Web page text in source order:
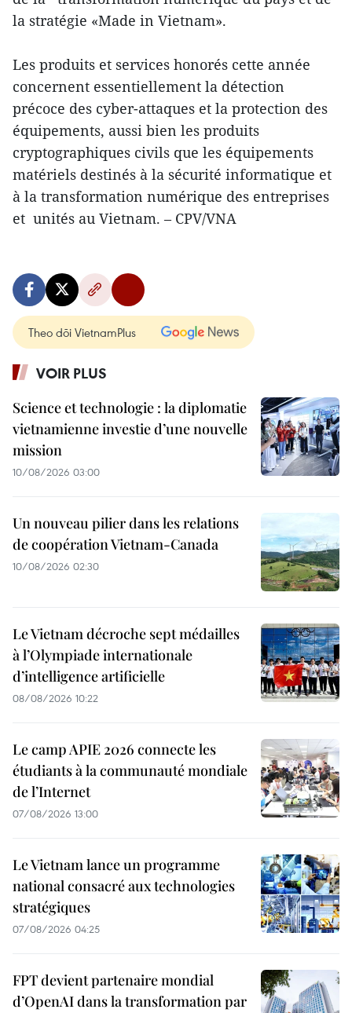
la stratégie «Made in Vietnam».
Les produits et services honorés cette année
concernent essentiellement la détection
précoce des cyber-attaques et la protection des
équipements, aussi bien les produits
cryptographiques civils que les équipements
matériels destinés à la sécurité informatique et
à la transformation numérique des entreprises
et unités au Vietnam. – CPV/VNA
Theo dõi VietnamPlus
VOIR PLUS
Science et technologie : la diplomatie
vietnamienne investie d’une nouvelle
mission
10/08/2026 03:00
Un nouveau pilier dans les relations
de coopération Vietnam-Canada
10/08/2026 02:30
Le Vietnam décroche sept médailles
à l’Olympiade internationale
d’intelligence artificielle
08/08/2026 10:22
Le camp APIE 2026 connecte les
étudiants à la communauté mondiale
de l’Internet
07/08/2026 13:00
Le Vietnam lance un programme
national consacré aux technologies
stratégiques
07/08/2026 04:25
FPT devient partenaire mondial
d’OpenAI dans la transformation par